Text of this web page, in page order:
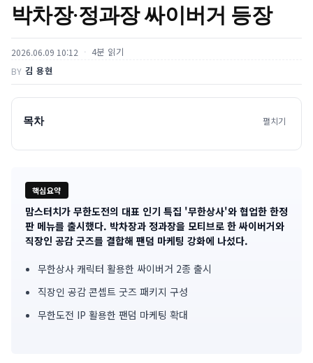
박차장·정과장 싸이버거 등장
2026.06.09 10:12 4분 읽기
BY 김 용현
목차 펼치기
핵심요약
기
사
핵
심
맘스터치가 무한도전의 대표 인기 특집 '무한상사'와 협업한 한정
판 메뉴를 출시했다. 박차장과 정과장을 모티브로 한 싸이버거와
직장인 공감 굿즈를 결합해 팬덤 마케팅 강화에 나섰다.
무한상사 캐릭터 활용한 싸이버거 2종 출시
직장인 공감 콘셉트 굿즈 패키지 구성
무한도전 IP 활용한 팬덤 마케팅 확대